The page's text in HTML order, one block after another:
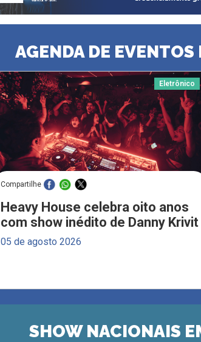
AGENDA DE EVENTOS
Eletrônico
Compartilhe
Heavy House celebra oito anos
com show inédito de Danny Krivit
05 de agosto 2026
SHOW NACIONAIS